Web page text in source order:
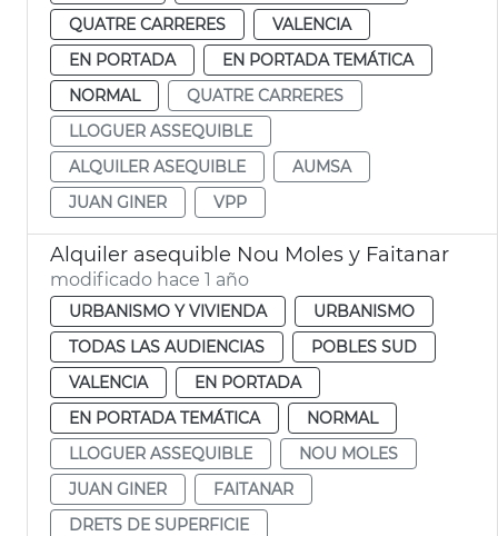
QUATRE CARRERES
VALENCIA
EN PORTADA
EN PORTADA TEMÁTICA
NORMAL
QUATRE CARRERES
LLOGUER ASSEQUIBLE
ALQUILER ASEQUIBLE
AUMSA
JUAN GINER
VPP
Alquiler asequible Nou Moles y Faitanar
modificado hace 1 año
URBANISMO Y VIVIENDA
URBANISMO
TODAS LAS AUDIENCIAS
POBLES SUD
VALENCIA
EN PORTADA
EN PORTADA TEMÁTICA
NORMAL
LLOGUER ASSEQUIBLE
NOU MOLES
JUAN GINER
FAITANAR
DRETS DE SUPERFICIE